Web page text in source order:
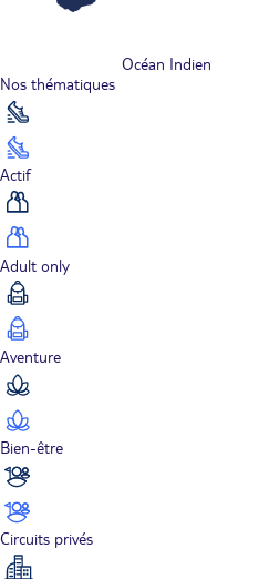
Océan Indien
Nos thématiques
Actif
Adult only
Aventure
Bien-être
Circuits privés